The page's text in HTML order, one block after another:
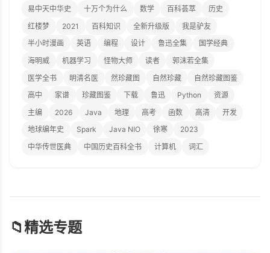
易中天中华史 十万个为什么 数学 百科荟萃
历史
红楼梦
2021 百科知识 全新升级版
我是驴友
半小时漫画
英语 编程 设计 鲁迅全集
国学经典
海明威
机器学习 怪物大师 读者
郭沫若全集
医学全书
明清名医 然珍藏图 自然珍藏
自然珍藏图鉴
高中
家谱 珍藏图鉴 下载 鲁迅 Python
资源
主编
2026 Java 地理 高考 函数 高清
开发
地球编年史
Spark Java NIO 徐寒
2023
中华传世医典
中国历史百科全书 计算机 词汇
📁精选专题